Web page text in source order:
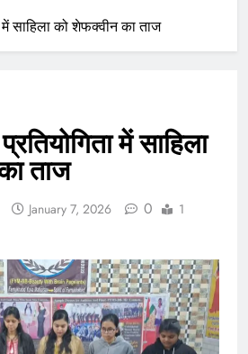
में साहिला को शेफक्वीन का ताज
में साहिला
ताज
January 7, 2026 0
1